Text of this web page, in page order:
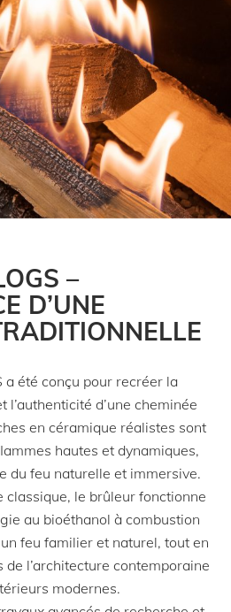
–
D’UNE
a été conçu pour recréer la
l’authenticité d’une cheminée
en céramique réalistes sont
hautes et dynamiques,
du feu naturelle et immersive.
classique, le brûleur fonctionne
au bioéthanol à combustion
feu familier et naturel, tout en
l’architecture contemporaine
modernes.